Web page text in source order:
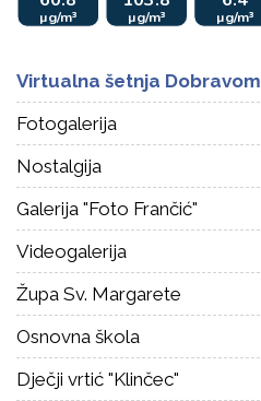
Virtualna šetnja Dobravom
Fotogalerija
Nostalgija
Galerija "Foto Frančić"
Videogalerija
Župa Sv. Margarete
Osnovna škola
Dječji vrtić "Klinčec"